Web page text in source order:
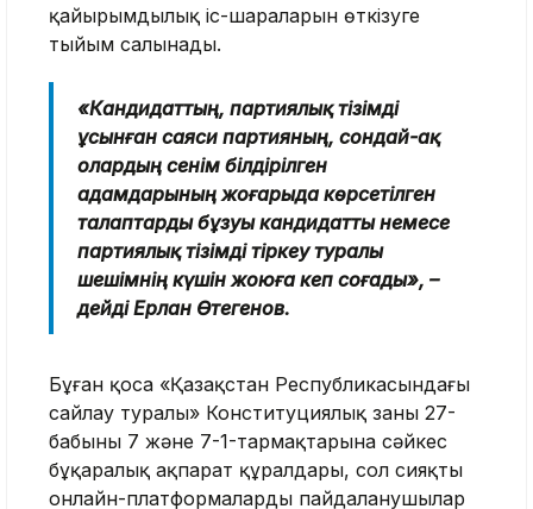
қайырымдылық іс-шараларын өткізуге
тыйым салынады.
«Кандидаттың, партиялық тізімді
ұсынған саяси партияның, сондай-ақ
олардың сенім білдірілген
адамдарының жоғарыда көрсетілген
талаптарды бұзуы кандидатты немесе
партиялық тізімді тіркеу туралы
шешімнің күшін жоюға әкеп соғады», –
дейді Ерлан Өтегенов.
Бұған қоса «Қазақстан Республикасындағы
сайлау туралы» Конституциялық заңның 27-
бабының 7 және 7-1-тармақтарына сәйкес
бұқаралық ақпарат құралдары, сол сияқты
онлайн-платформаларды пайдаланушылар